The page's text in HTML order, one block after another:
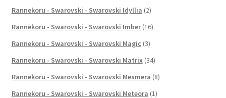
Rannekoru - Swarovski - Swarovski Idyllia (2)
Rannekoru - Swarovski - Swarovski Imber (16)
Rannekoru - Swarovski - Swarovski Magic (3)
Rannekoru - Swarovski - Swarovski Matrix (34)
Rannekoru - Swarovski - Swarovski Mesmera (8)
Rannekoru - Swarovski - Swarovski Meteora (1)